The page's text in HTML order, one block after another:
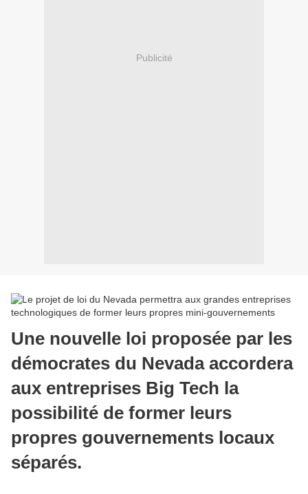
Publicité
Une nouvelle loi proposée par les
démocrates du Nevada accordera
aux entreprises Big Tech la
possibilité de former leurs
propres gouvernements locaux
séparés.